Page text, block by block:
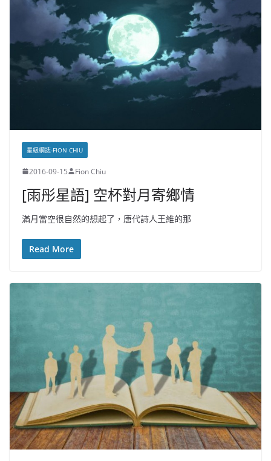
星級網誌-FION CHIU
2016-09-15 Fion Chiu
[雨彤星語] 空杯對月寄鄉情
滿月當空很自然的想起了，唐代詩人王維的那
Read More